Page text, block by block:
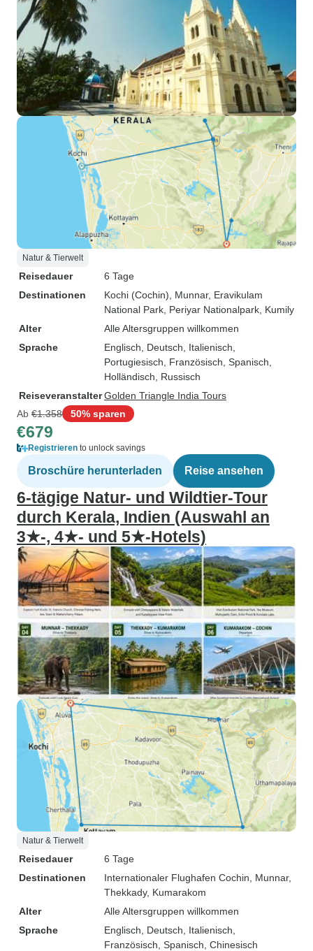
Natur & Tierwelt
Reisedauer
6 Tage
Destinationen
Kochi (Cochin) , Munnar, Eravikulam
National Park , Periyar Nationalpark , Kumily
Alter
Alle Altersgruppen willkommen
Sprache
Englisch, Deutsch, Italienisch,
Portugiesisch, Französisch, Spanisch,
Holländisch, Russisch
ReiseveranstalterGolden Triangle India Tours
Ab €1.358 50% sparen
€679
Registrieren to unlock savings
Broschüre herunterladen Reise ansehen
6-tägige Natur- und Wildtier-Tour
durch Kerala, Indien (Auswahl an
3★-, 4★- und 5★-Hotels)
Natur & Tierwelt
Reisedauer
6 Tage
Destinationen
Internationaler Flughafen Cochin , Munnar,
Thekkady, Kumarakom
Alter
Alle Altersgruppen willkommen
Sprache
Englisch, Deutsch, Italienisch,
Französisch, Spanisch, Chinesisch